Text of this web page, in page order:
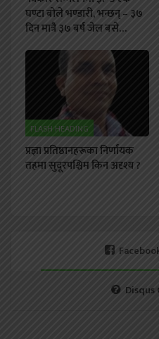
घण्टा बोले भण्डारी, भन्छन् – ३७
दिन मात्रै ३७ बर्ष जेल बसे…
FLASH HEADING
प्रज्ञा प्रतिष्ठानहरूका निर्णायक
तहमा सुदूरपश्चिम किन अदृश्य ?
Disqus